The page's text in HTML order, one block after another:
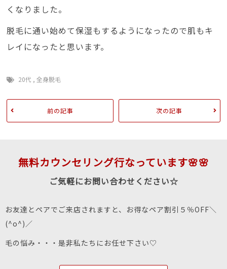
くなりました。
脱毛に通い始めて保湿もするようになったので肌もキ
レイになったと思います。
20代 ,全身脱毛
前の記事 次の記事
無料カウンセリング行なっています🌸🌸
ご気軽にお問い合わせください☆
お友達とペアでご来店されますと、お得なペア割引５％OFF＼
(^o^)／
毛の悩み・・・是非私たちにお任せ下さい♡